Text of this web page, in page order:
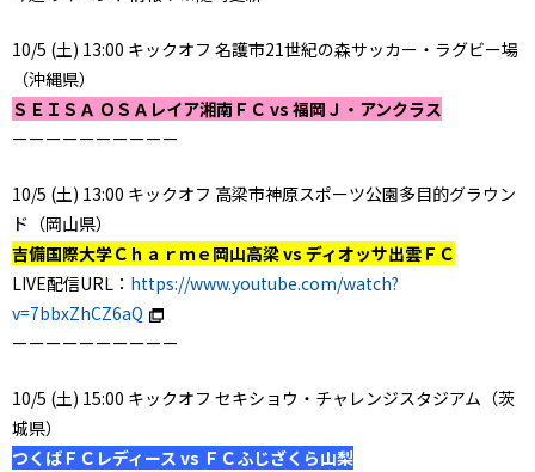
10/5 (土) 13:00 キックオフ 名護市21世紀の森サッカー・ラグビー場
（沖縄県）
ＳＥＩＳＡ ＯＳＡレイア湘南ＦＣ vs 福岡Ｊ・アンクラス
ーーーーーーーーーー
10/5 (土) 13:00 キックオフ 高梁市神原スポーツ公園多目的グラウン
ド（岡山県）
吉備国際大学Ｃｈａｒｍｅ岡山高梁 vs ディオッサ出雲ＦＣ
LIVE配信URL： https://www.youtube.com/watch?
v=7bbxZhCZ6aQ
ーーーーーーーーーー
10/5 (土) 15:00 キックオフ セキショウ・チャレンジスタジアム（茨
城県）
つくばＦＣレディース vs ＦＣふじざくら山梨